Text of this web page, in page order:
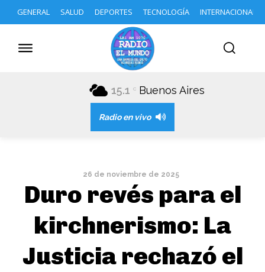
GENERAL SALUD DEPORTES TECNOLOGÍA INTERNACIONAL
15.1 C Buenos Aires
Radio en vivo
26 de noviembre de 2025
Duro revés para el
kirchnerismo: La
Justicia rechazó el